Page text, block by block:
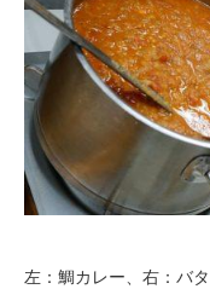
左：鯛カレー、右：バ